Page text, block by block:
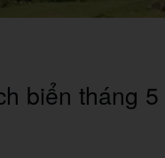
biển tháng 5